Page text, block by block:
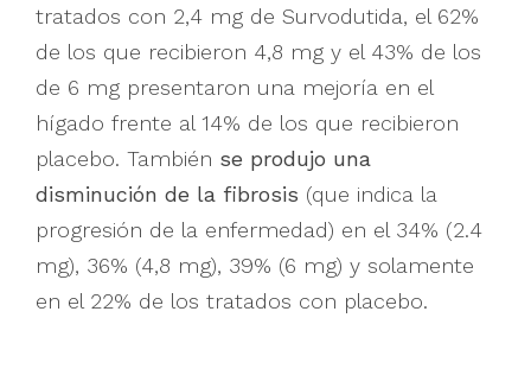
tratados con 2,4 mg de Survodutida, el 62%
de los que recibieron 4,8 mg y el 43% de los
de 6 mg presentaron una mejoría en el
hígado frente al 14% de los que recibieron
placebo. También se produjo una
disminución de la fibrosis (que indica la
progresión de la enfermedad) en el 34% (2.4
mg), 36% (4,8 mg), 39% (6 mg) y solamente
en el 22% de los tratados con placebo.